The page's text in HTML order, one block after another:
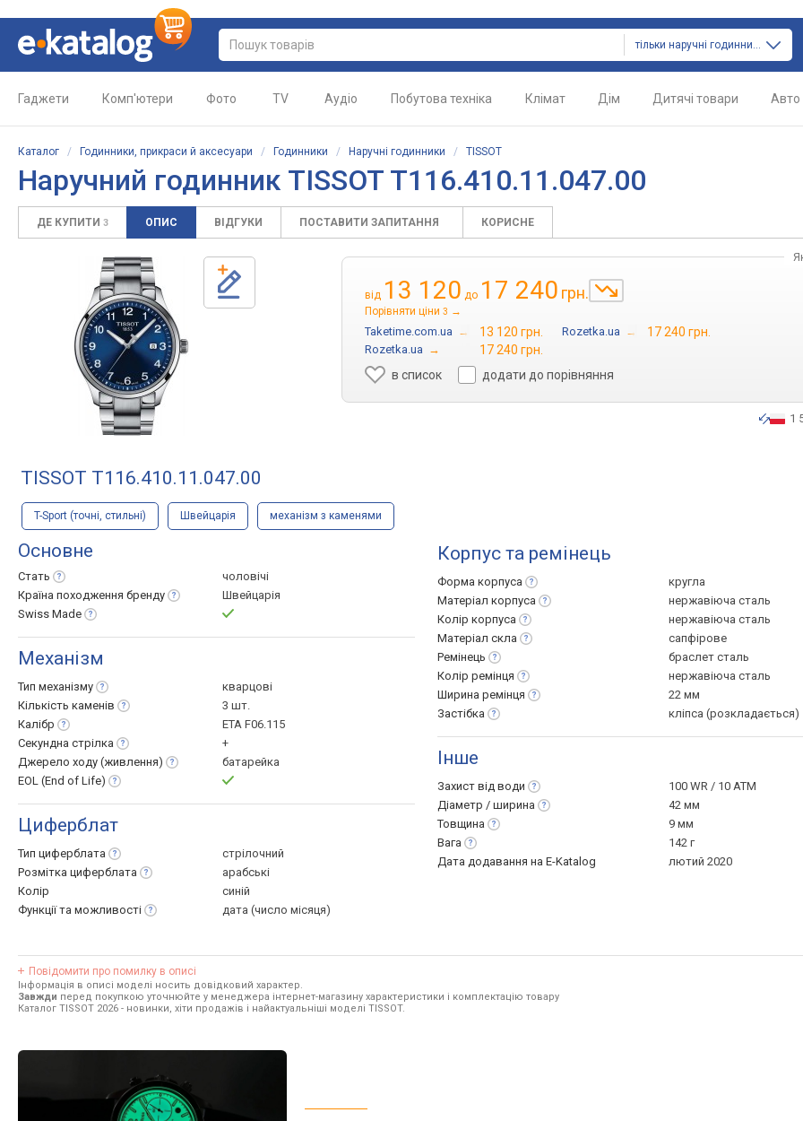
тільки наручні годинники
Гаджети Комп'ютери Фото TV Аудіо Побутова техніка Клімат Дім Дитячі товари Авто
Каталог / Годинники, прикраси й аксесуари / Годинники / Наручні годинники / TISSOT
Наручний годинник TISSOT T116.410.11.047.00
ДЕ КУПИТИ 3 ОПИС ВІДГУКИ ПОСТАВИТИ ЗАПИТАННЯ КОРИСНЕ
від 13 120 до 17 240 грн.
Порівняти ціни 3 →
Taketime.com.ua → 13 120 грн. Rozetka.ua → 17 240 грн.
Rozetka.ua →
17 240 грн.
в список
додати до порівняння
1
TISSOT T116.410.11.047.00
T-Sport (точні, стильні) Швейцарія механізм з каменями
Основне
Стать
чоловічі
Країна походження бренду
Швейцарія
Swiss Made
Механізм
Тип механізму
кварцові
Кількість каменів
3 шт.
Калібр
ETA F06.115
Секундна стрілка
+
Джерело ходу (живлення)
батарейка
EOL (End of Life)
Циферблат
Тип циферблата
стрілочний
Розмітка циферблата
арабські
Колір
синій
Функції та можливості дата (число місяця)
Корпус та ремінець
Форма корпуса
кругла
Матеріал корпуса
нержавіюча сталь
Колір корпуса
нержавіюча сталь
Матеріал скла
сапфірове
Ремінець
браслет сталь
Колір ремінця
нержавіюча сталь
Ширина ремінця
22 мм
Застібка
кліпса (розкладається)
Інше
Захист від води
100 WR / 10 ATM
Діаметр / ширина
42 мм
Товщина
9 мм
Вага
142 г
Дата додавання на E-Katalog
лютий 2020
Повідомити про помилку в описі
Інформація в описі моделі носить довідковий характер.
Завжди перед покупкою уточнюйте у менеджера інтернет-магазину характеристики і комплектацію товару
Каталог TISSOT 2026 - новинки, хіти продажів і найактуальніші моделі TISSOT.